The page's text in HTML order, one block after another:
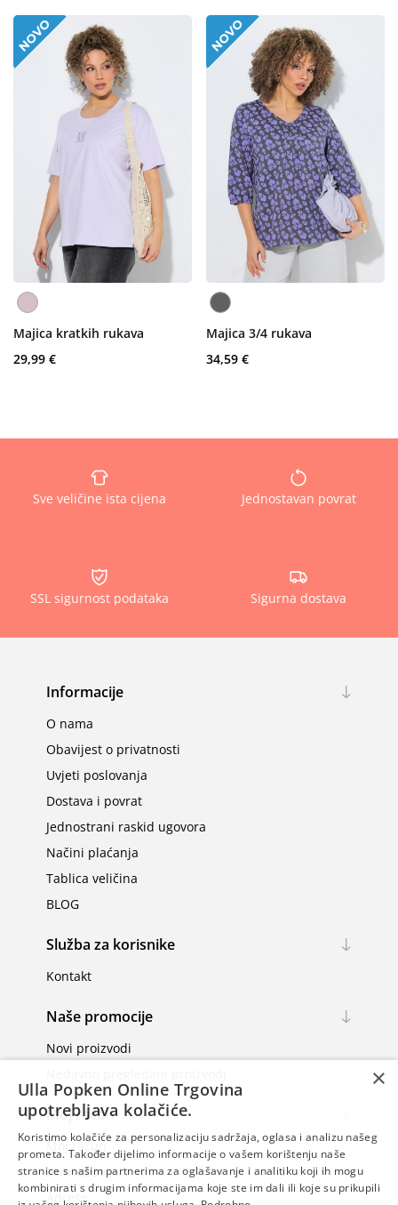
Majica kratkih rukava
29,99 €
Majica 3/4 rukava
34,59 €
Sve veličine ista cijena Jednostavan povrat
SSL sigurnost podataka Sigurna dostava
Informacije
O nama
Obavijest o privatnosti
Uvjeti poslovanja
Dostava i povrat
Jednostrani raskid ugovora
Načini plaćanja
Tablica veličina
BLOG
Služba za korisnike
Kontakt
Naše promocije
Novi proizvodi
Moj račun
Moj račun
Narudžbe
Adrese
×
Ulla Popken Online Trgovina
upotrebljava kolačiće.
Koristimo kolačiće za personalizaciju sadržaja, oglasa i analizu našeg
prometa. Također dijelimo informacije o vašem korištenju naše
stranice s našim partnerima za oglašavanje i analitiku koji ih mogu
kombinirati s drugim informacijama koje ste im dali ili koje su prikupili